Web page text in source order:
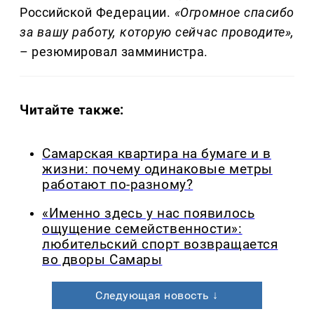
Российской Федерации. «Огромное спасибо
за вашу работу, которую сейчас проводите»,
– резюмировал замминистра.
Читайте также:
Самарская квартира на бумаге и в
жизни: почему одинаковые метры
работают по-разному?
«Именно здесь у нас появилось
ощущение семейственности»:
любительский спорт возвращается
во дворы Самары
Следующая новость ↓